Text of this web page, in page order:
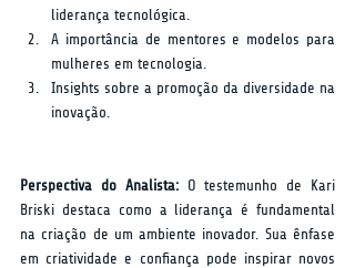
liderança tecnológica.
A importância de mentores e modelos para
mulheres em tecnologia.
Insights sobre a promoção da diversidade na
inovação.
Perspectiva do Analista: O testemunho de Kari
Briski destaca como a liderança é fundamental
na criação de um ambiente inovador. Sua ênfase
em criatividade e confiança pode inspirar novos